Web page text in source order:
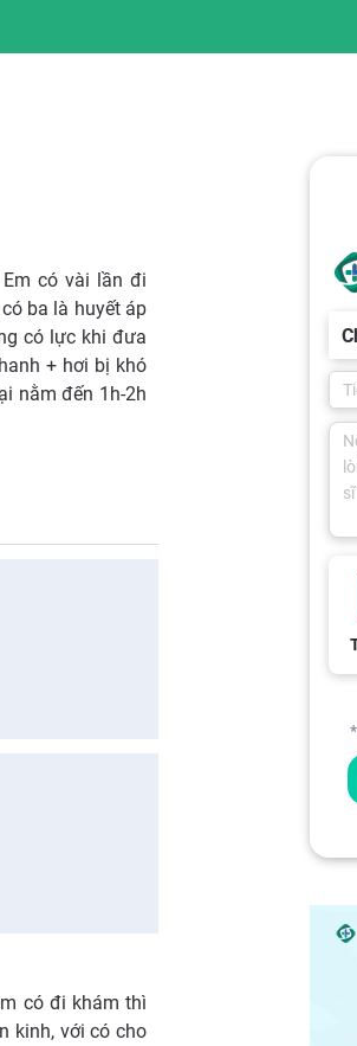
có vài lần đi
ba là huyết áp
có lực khi đưa
+ hơi bị khó
nằm đến 1h-2h
có đi khám thì
kinh, với có cho